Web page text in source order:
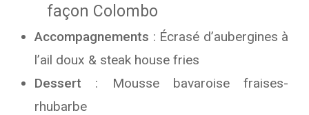
façon Colombo
Accompagnements : Écrasé d’aubergines à
l’ail doux & steak house fries
Dessert : Mousse bavaroise fraises-
rhubarbe